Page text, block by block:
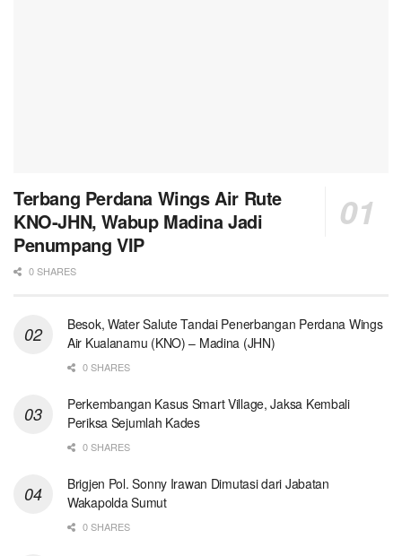
Terbang Perdana Wings Air Rute
KNO-JHN, Wabup Madina Jadi
Penumpang VIP
0 SHARES
Besok, Water Salute Tandai Penerbangan Perdana Wings
Air Kualanamu (KNO) – Madina (JHN)
0 SHARES
Perkembangan Kasus Smart Village, Jaksa Kembali
Periksa Sejumlah Kades
0 SHARES
Brigjen Pol. Sonny Irawan Dimutasi dari Jabatan
Wakapolda Sumut
0 SHARES